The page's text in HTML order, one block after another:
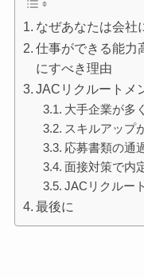
なぜあなたは会社
仕事ができる能力
にすべき理由
JACリクルートメ
大手企業が多
スキルアップ
応募書類の通
面接対策で内
JACリクルー
最後に